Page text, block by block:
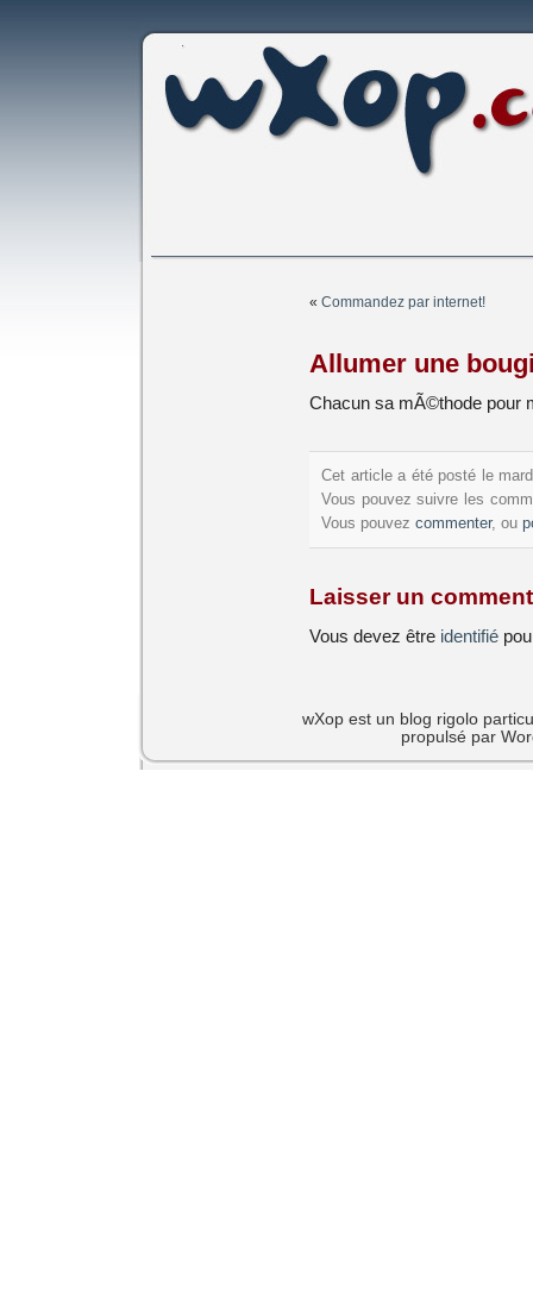
« Commandez par internet!
Allumer une
Chacun sa mÃ©thode pour
Cet article a été posté le
Vous pouvez suivre les
Vous pouvez commenter, ou
Laisser un
Vous devez être identifié
wXop est un blog rigolo
propulsé par